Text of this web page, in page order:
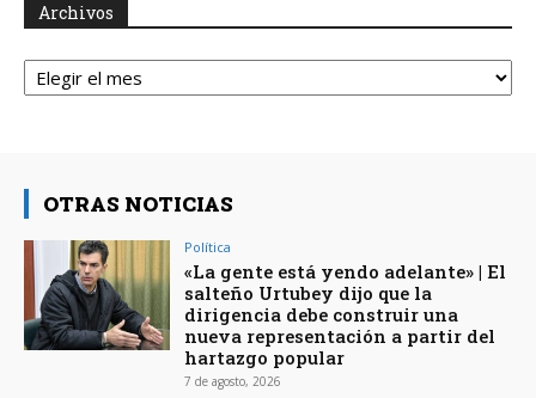
Archivos
Archivos
OTRAS NOTICIAS
Política
«La gente está yendo adelante» | El
salteño Urtubey dijo que la
dirigencia debe construir una
nueva representación a partir del
hartazgo popular
7 de agosto, 2026